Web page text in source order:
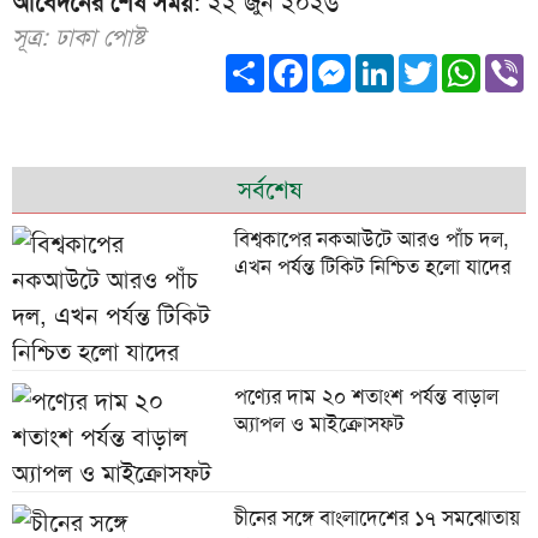
সূত্র: ঢাকা পোষ্ট
ShareFacebook
Messenger
LinkedIn
Twitter
সর্বশেষ
বিশ্বকাপের নকআউটে আরও পাঁচ দল,
এখন পর্যন্ত টিকিট নিশ্চিত হলো যাদের
পণ্যের দাম ২০ শতাংশ পর্যন্ত বাড়াল
অ্যাপল ও মাইক্রোসফট
চীনের সঙ্গে বাংলাদেশের ১৭ সমঝোতায়